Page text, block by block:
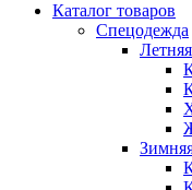
Каталог товаров
Спецодежда